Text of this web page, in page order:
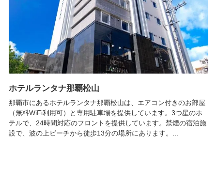
ホテルランタナ那覇松山
那覇市にあるホテルランタナ那覇松山は、エアコン付きのお部屋
（無料WiFi利用可）と専用駐車場を提供しています。3つ星のホ
テルで、24時間対応のフロントを提供しています。禁煙の宿泊施
設で、波の上ビーチから徒歩13分の場所にあります。...